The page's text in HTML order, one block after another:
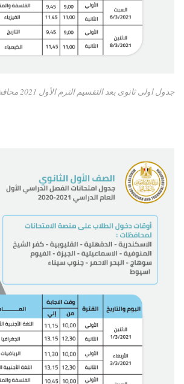
جدول اولى ثانوى بعد التقسيم الترم الأول 2021 محافظات القاهرة